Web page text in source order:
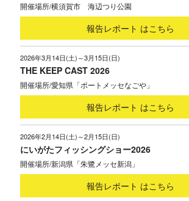
横須賀市 海辺つり公園
報告レポート はこちら
2026年3月14日(土)～3月15日(日)
THE KEEP CAST 2026
愛知県「ポートメッセなごや」
報告レポート はこちら
2026年2月14日(土)～2月15日(日)
にいがたフィッシングショー2026
新潟県「朱鷺メッセ新潟」
報告レポート はこちら